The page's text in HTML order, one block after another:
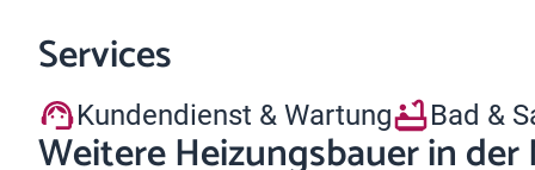
Services
Kundendienst & Wartung Bad &
Weitere Heizungsbauer in der